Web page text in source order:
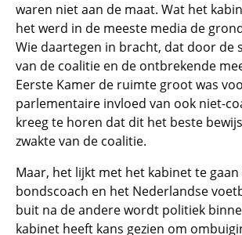
waren niet aan de maat. Wat het
het werd in de meeste media de
Wie daartegen in bracht, dat door de
van de coalitie en de ontbrekende
Eerste Kamer de ruimte groot was
parlementaire invloed van ook niet-
kreeg te horen dat dit het beste
zwakte van de coalitie.
Maar, het lijkt met het kabinet te
bondscoach en het Nederlandse
buit na de andere wordt politiek
kabinet heeft kans gezien om